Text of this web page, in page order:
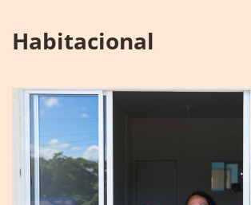
Habitacional